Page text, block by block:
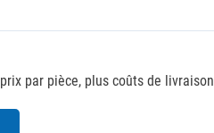
prix par pièce, plus coûts de livraison